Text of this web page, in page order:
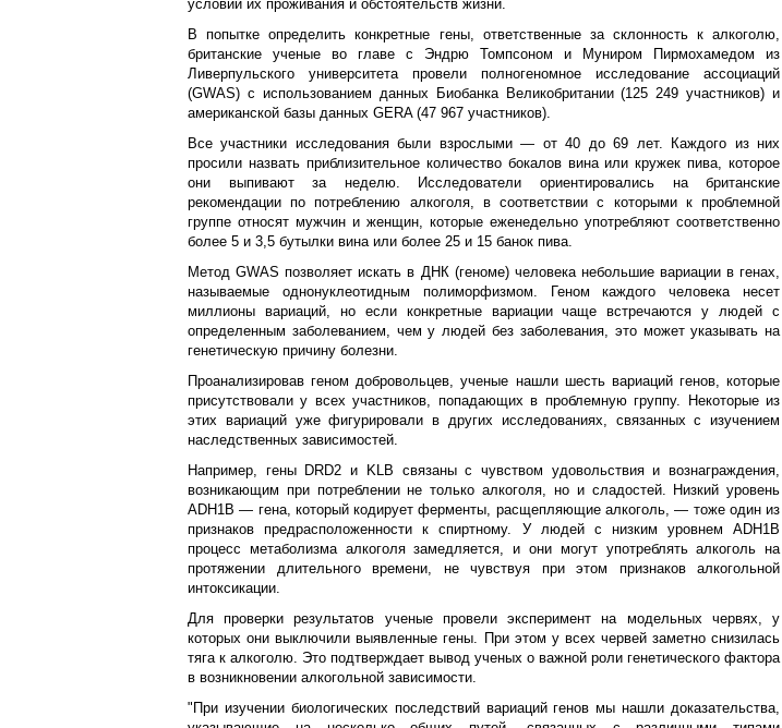
условий их проживания и обстоятельств жизни.
В попытке определить конкретные гены, ответственные за склонность к алкоголю,
британские ученые во главе с Эндрю Томпсоном и Муниром Пирмохамедом из
Ливерпульского университета провели полногеномное исследование ассоциаций
(GWAS) с использованием данных Биобанка Великобритании (125 249 участников) и
американской базы данных GERA (47 967 участников).
Все участники исследования были взрослыми — от 40 до 69 лет. Каждого из них
просили назвать приблизительное количество бокалов вина или кружек пива, которое
они выпивают за неделю. Исследователи ориентировались на британские
рекомендации по потреблению алкоголя, в соответствии с которыми к проблемной
группе относят мужчин и женщин, которые еженедельно употребляют соответственно
более 5 и 3,5 бутылки вина или более 25 и 15 банок пива.
Метод GWAS позволяет искать в ДНК (геноме) человека небольшие вариации в генах,
называемые однонуклеотидным полиморфизмом. Геном каждого человека несет
миллионы вариаций, но если конкретные вариации чаще встречаются у людей с
определенным заболеванием, чем у людей без заболевания, это может указывать на
генетическую причину болезни.
Проанализировав геном добровольцев, ученые нашли шесть вариаций генов, которые
присутствовали у всех участников, попадающих в проблемную группу. Некоторые из
этих вариаций уже фигурировали в других исследованиях, связанных с изучением
наследственных зависимостей.
Например, гены DRD2 и KLB связаны с чувством удовольствия и вознаграждения,
возникающим при потреблении не только алкоголя, но и сладостей. Низкий уровень
ADH1B — гена, который кодирует ферменты, расщепляющие алкоголь, — тоже один из
признаков предрасположенности к спиртному. У людей с низким уровнем ADH1B
процесс метаболизма алкоголя замедляется, и они могут употреблять алкоголь на
протяжении длительного времени, не чувствуя при этом признаков алкогольной
интоксикации.
Для проверки результатов ученые провели эксперимент на модельных червях, у
которых они выключили выявленные гены. При этом у всех червей заметно снизилась
тяга к алкоголю. Это подтверждает вывод ученых о важной роли генетического фактора
в возникновении алкогольной зависимости.
"При изучении биологических последствий вариаций генов мы нашли доказательства,